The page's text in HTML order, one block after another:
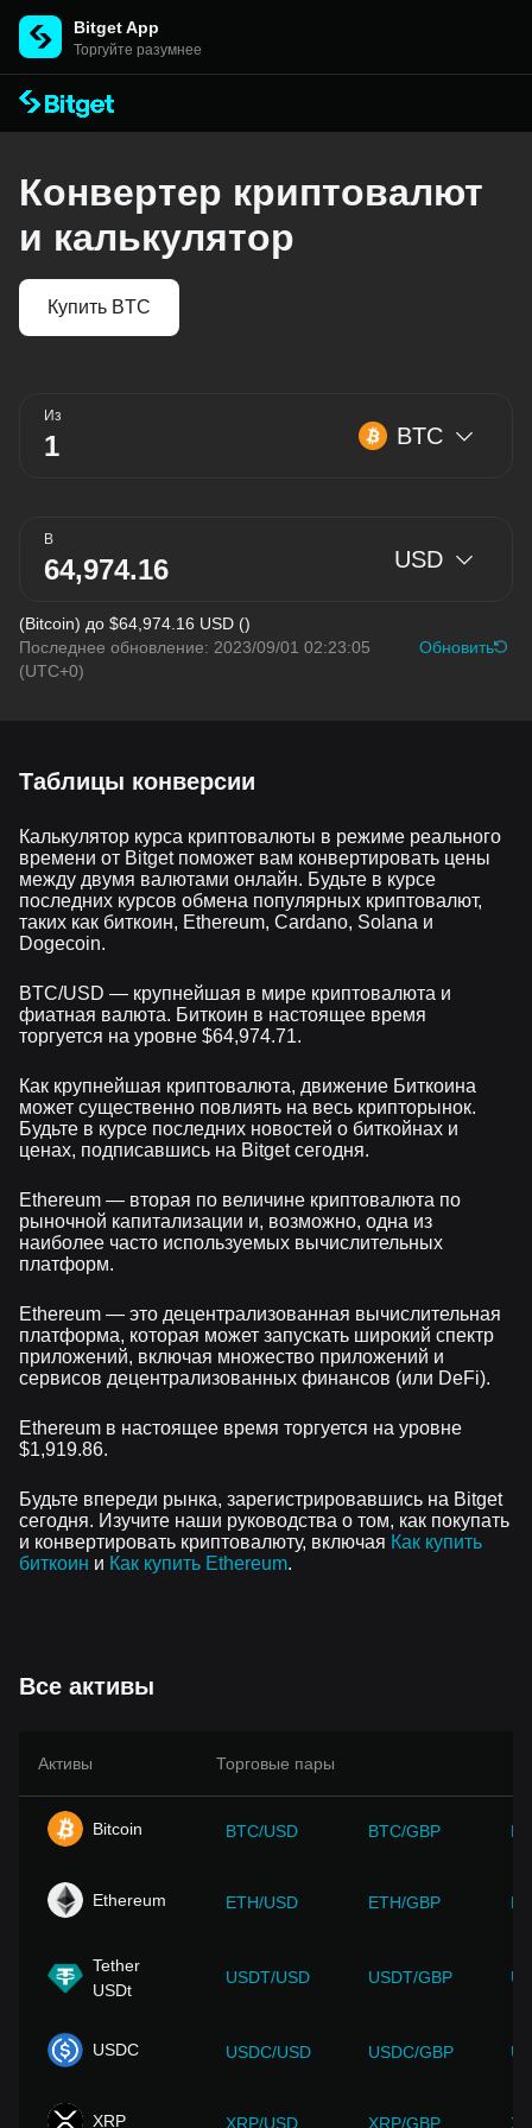
Bitget App
Торгуйте разумнее
Конвертер криптовалют
и калькулятор
Купить BTC
Из
BTC
В
USD
(Bitcoin) до $64,974.16 USD ()
Последнее обновление: 2023/09/01 02:23:05
(UTC+0)
Обновить
Таблицы конверсии
Калькулятор курса криптовалюты в режиме реального
времени от Bitget поможет вам конвертировать цены
между двумя валютами онлайн. Будьте в курсе
последних курсов обмена популярных криптовалют,
таких как биткоин, Ethereum, Cardano, Solana и
Dogecoin.
BTC/USD — крупнейшая в мире криптовалюта и
фиатная валюта. Биткоин в настоящее время
торгуется на уровне $64,974.71.
Как крупнейшая криптовалюта, движение Биткоина
может существенно повлиять на весь крипторынок.
Будьте в курсе последних новостей о биткойнах и
ценах, подписавшись на Bitget сегодня.
Ethereum — вторая по величине криптовалюта по
рыночной капитализации и, возможно, одна из
наиболее часто используемых вычислительных
платформ.
Ethereum — это децентрализованная вычислительная
платформа, которая может запускать широкий спектр
приложений, включая множество приложений и
сервисов децентрализованных финансов (или DeFi).
Ethereum в настоящее время торгуется на уровне
$1,919.86.
Будьте впереди рынка, зарегистрировавшись на Bitget
сегодня. Изучите наши руководства о том, как покупать
и конвертировать криптовалюту, включая Как купить
биткоин и Как купить Ethereum.
Все активы
Активы Торговые пары
Bitcoin BTC/USD BTC/GBP
Ethereum ETH/USD ETH/GBP
Tether
USDt
USDT/USD USDT/GBP
USDC USDC/USD USDC/GBP
XRP XRP/USD XRP/GBP